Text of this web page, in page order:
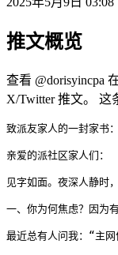
推文概览
查看 @dorisyincpa
X/Twitter 推文。 这
致派友家人的一封家书
亲爱的派社区家人们：
见字如面。夜深人静时
一、你为何焦虑？因为
最近总有人问我：“主